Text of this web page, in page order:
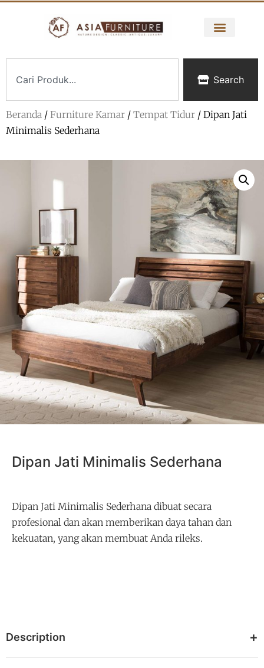
Search
Beranda / Furniture Kamar / Tempat Tidur / Dipan Jati
Minimalis Sederhana
Dipan Jati Minimalis Sederhana
Dipan Jati Minimalis Sederhana dibuat secara
profesional dan akan memberikan daya tahan dan
kekuatan, yang akan membuat Anda rileks.
Description